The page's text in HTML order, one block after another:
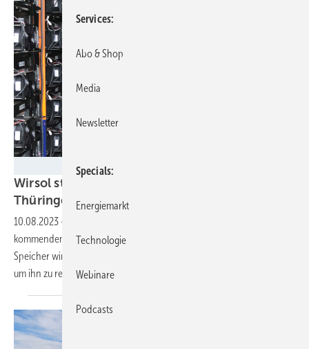
Wirsol stabilisiert Mittelspannungsnetz in
Thüringen mitGroßspeicher
10.08.2023 -
kommendem Jahr das Mittelspannungsnetz südlich von Erfurt. Der
Speicher wird aber noch über weitere Geschäftsmodelle vermarktet,
um ihn zu refinanzieren.
Services
Abo & Shop
Media
Newsletter
Specials
Energiemarkt
Technologie
Webinare
Podcasts